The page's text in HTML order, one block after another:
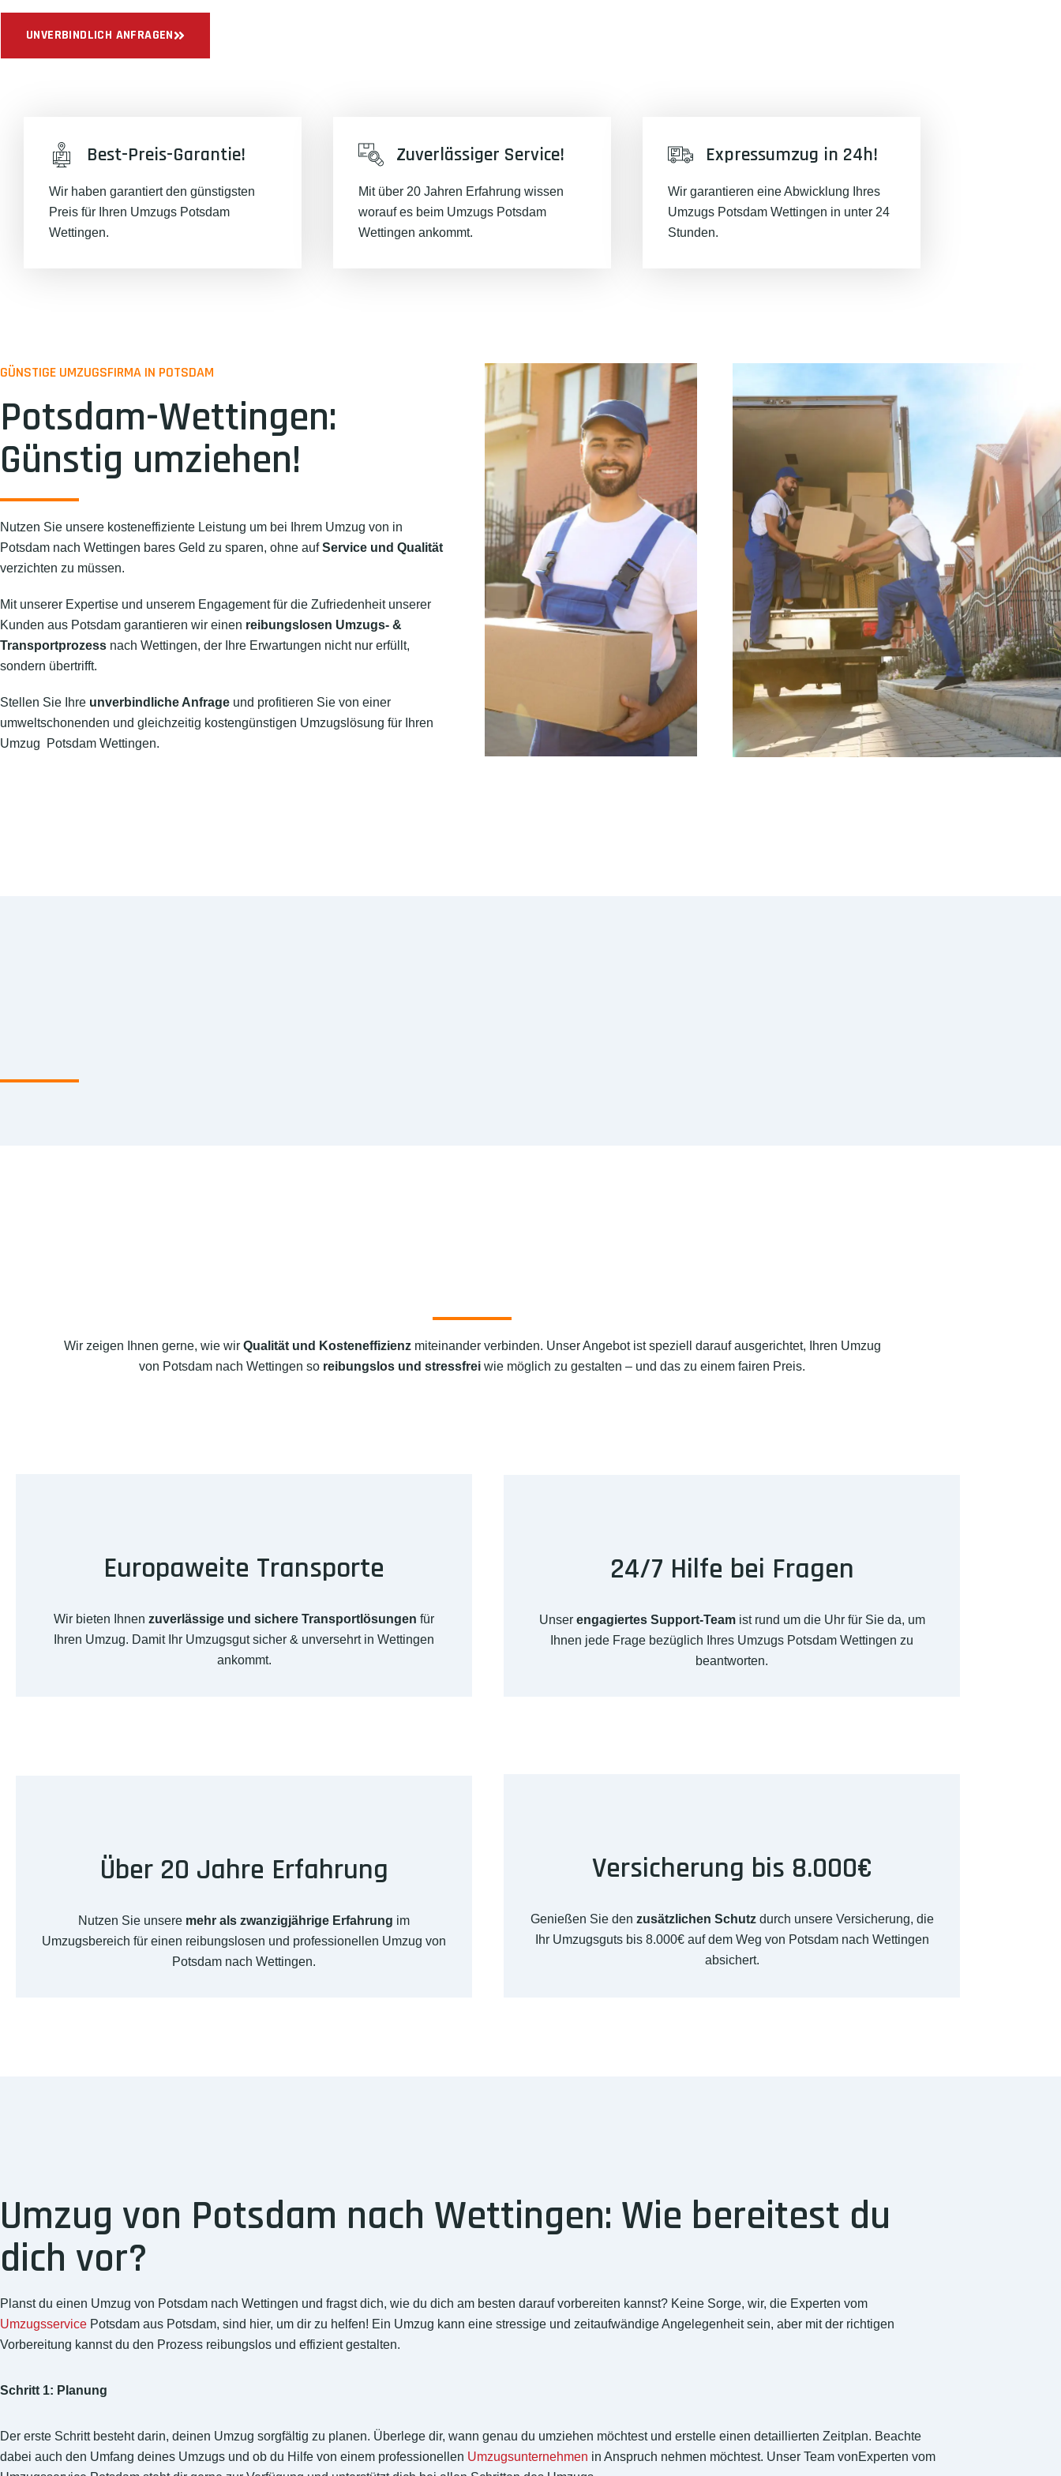
UNVERBINDLICH ANFRAGEN
Best-Preis-Garantie!
Wir haben garantiert den günstigsten
Preis für Ihren Umzugs Potsdam
Wettingen.
Zuverlässiger Service!
Mit über 20 Jahren Erfahrung wissen
worauf es beim Umzugs Potsdam
Wettingen ankommt.
Expressumzug in 24h!
Wir garantieren eine Abwicklung Ihres
Umzugs Potsdam Wettingen in unter 24
Stunden.
GÜNSTIGE UMZUGSFIRMA IN POTSDAM
Potsdam-Wettingen:
Günstig umziehen!
Nutzen Sie unsere kosteneffiziente Leistung um bei Ihrem Umzug von in
Potsdam nach Wettingen bares Geld zu sparen, ohne aufService und Qualität
verzichten zu müssen.
Mit unserer Expertise und unserem Engagement für die Zufriedenheit unserer
Kunden aus Potsdam garantieren wir einen reibungslosen Umzugs- &
Transportprozess nach Wettingen, der Ihre Erwartungen nicht nur erfüllt,
sondern übertrifft.
Stellen Sie Ihre unverbindliche Anfrage und profitieren Sie von einer
umweltschonenden und gleichzeitig kostengünstigen Umzugslösung für Ihren
Umzug Potsdam Wettingen.
Wir zeigen Ihnen gerne, wie wir Qualität und Kosteneffizienzmiteinander verbinden. Unser Angebot ist speziell darauf ausgerichtet, Ihren Umzug
von Potsdam nach Wettingen so reibungslos und stressfrei wie möglich zu gestalten – und das zu einem fairen Preis.
Europaweite Transporte
Wir bieten Ihnen zuverlässige und sichere Transportlösungen für
Ihren Umzug. Damit Ihr Umzugsgut sicher & unversehrt in Wettingen
ankommt.
24/7 Hilfe bei Fragen
Unser engagiertes Support-Teamist rund um die Uhr für Sie da, um
Ihnen jede Frage bezüglich Ihres Umzugs Potsdam Wettingen zu
beantworten.
Über 20 Jahre Erfahrung
Nutzen Sie unsere mehr als zwanzigjährige Erfahrung im
Umzugsbereich für einen reibungslosen und professionellen Umzug von
Potsdam nach Wettingen.
Versicherung bis 8.000€
Genießen Sie den zusätzlichen Schutzdurch unsere Versicherung, die
Ihr Umzugsguts bis 8.000€ auf dem Weg von Potsdam nach Wettingen
absichert.
Umzug von Potsdam nach Wettingen: Wie bereitest du
dich vor?
Planst du einen Umzug von Potsdam nach Wettingen und fragst dich, wie du dich am besten darauf vorbereiten kannst? Keine Sorge, wir, die Experten vom
Umzugsservice Potsdam aus Potsdam, sind hier, um dir zu helfen! Ein Umzug kann eine stressige und zeitaufwändige Angelegenheit sein, aber mit der richtigen
Vorbereitung kannst du den Prozess reibungslos und effizient gestalten.
Schritt 1: Planung
Der erste Schritt besteht darin, deinen Umzug sorgfältig zu planen. Überlege dir, wann genau du umziehen möchtest und erstelle einen detaillierten Zeitplan. Beachte
dabei auch den Umfang deines Umzugs und ob du Hilfe von einem professionellen Umzugsunternehmen in Anspruch nehmen möchtest. Unser Team vonExperten vom